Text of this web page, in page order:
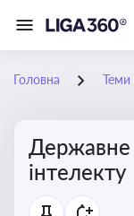
Головна Теми
Державне
інтелекту